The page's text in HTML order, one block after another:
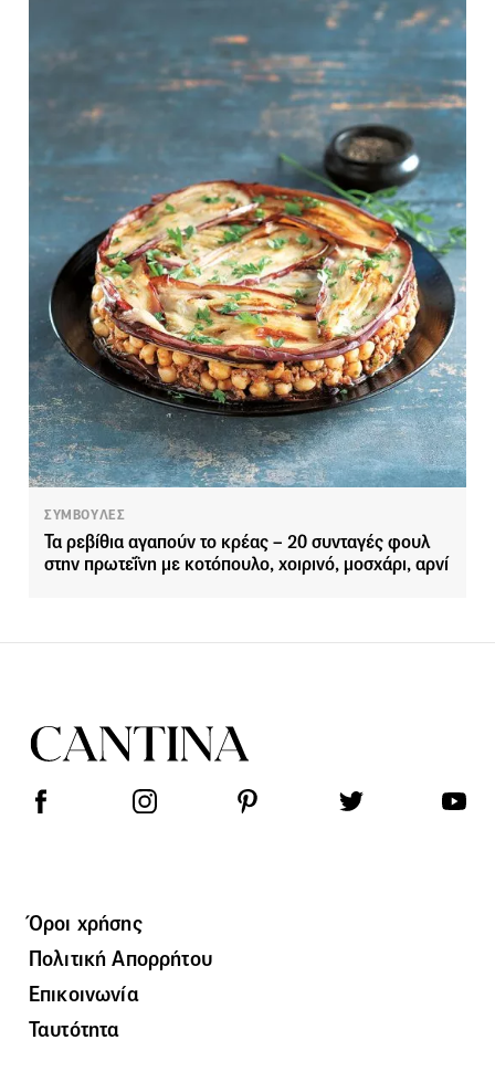
ΣΥΜΒΟΥΛΕΣ
Τα ρεβίθια αγαπούν το κρέας – 20 συνταγές φουλ
στην πρωτεΐνη με κοτόπουλο, χοιρινό, μοσχάρι, αρνί
Όροι χρήσης
Πολιτική Απορρήτου
Επικοινωνία
Ταυτότητα